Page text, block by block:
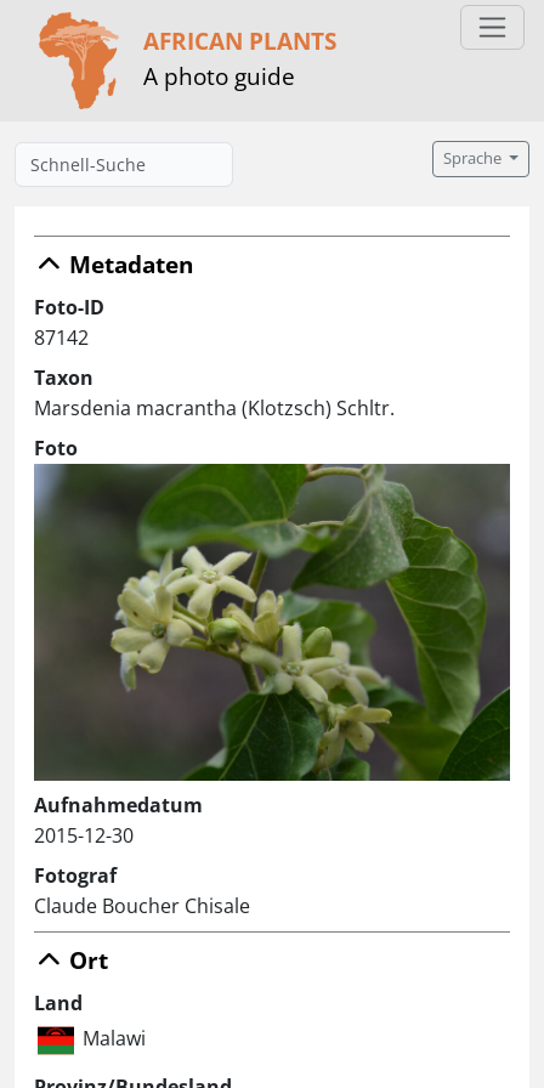
AFRICAN PLANTS
A photo guide
Sprache
Metadaten
Foto-ID
87142
Taxon
Marsdenia macrantha (Klotzsch) Schltr.
Foto
Aufnahmedatum
2015-12-30
Fotograf
Claude Boucher Chisale
Ort
Land
Malawi